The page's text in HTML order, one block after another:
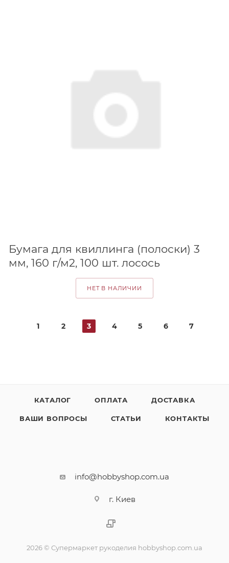
Бумага для квиллинга (полоски) 3
мм, 160 г/м2, 100 шт. лосось
НЕТ В НАЛИЧИИ
1 2 3 4 5 6 7
КАТАЛОГ ОПЛАТА ДОСТАВКА
ВАШИ ВОПРОСЫ СТАТЬИ КОНТАКТЫ
info@hobbyshop.com.ua
г. Киев
2026 © Супермаркет рукоделия hobbyshop.com.ua